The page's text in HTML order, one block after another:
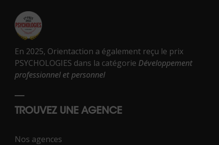
En 2025, Orientaction a également reçu le prix
PSYCHOLOGIES dans la catégorie Développement
professionnel et personnel
TROUVEZ UNE AGENCE
Nos agences